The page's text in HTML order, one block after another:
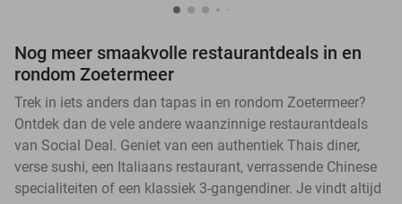
Nog meer smaakvolle restaurantdeals in en
rondom Zoetermeer
Trek in iets anders dan tapas in en rondom Zoetermeer?
Ontdek dan de vele andere waanzinnige restaurantdeals
van Social Deal. Geniet van een authentiek Thais diner,
verse sushi, een Italiaans restaurant, verrassende Chinese
specialiteiten of een klassiek 3-gangendiner. Je vindt altijd